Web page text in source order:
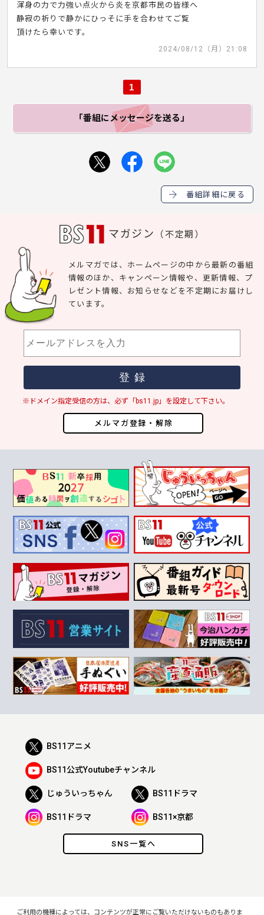
渾身の力で力強い点火から炎を京都市民の皆様へ
静寂の祈りで静かにひっそに手を合わせてご覧
頂けたら幸いです。
2024/08/12（月）21:08
1
「番組にメッセージを送る」
番組詳細に戻る
マガジン （不定期）
メルマガ登録・解除
メルマガでは、ホームページの中から最新の番組
情報のほか、キャンペーン情報や、更新情報、プ
レゼント情報、お知らせなどを不定期にお届けし
ています。
※ドメイン指定受信の方は、必ず「bs11.jp」を設定して下さい。
SNS一覧へ
BS11アニメ
BS11公式Youtubeチャンネル
じゅういっちゃん BS11ドラマ
BS11ドラマ BS11×京都
ご利用の機種によっては、コンテンツが正常にご覧いただけないものもありま